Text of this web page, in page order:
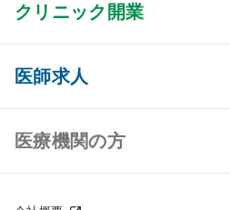
クリニック開業
クリニック開業 TOP
クリニック物件検索
医師求人
医師求人 TOP
常勤求人検索
医療機関の方